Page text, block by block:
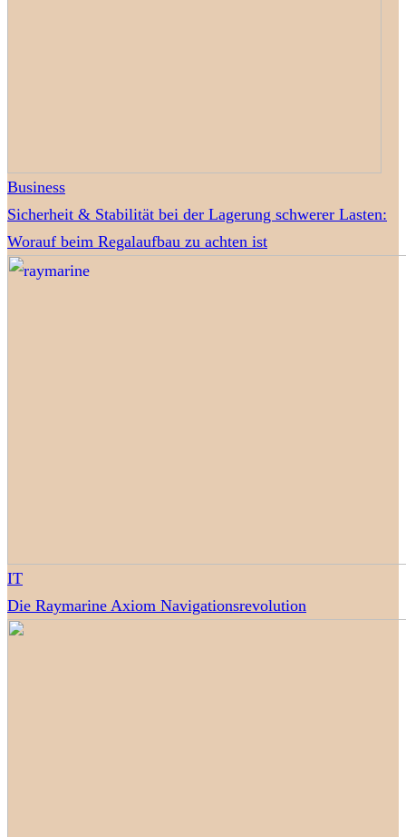
Business
Sicherheit & Stabilität bei der Lagerung schwerer Lasten:
Worauf beim Regalaufbau zu achten ist
IT
Die Raymarine Axiom Navigationsrevolution